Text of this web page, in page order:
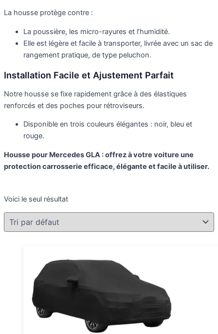
La housse protège contre :
La poussière, les micro-rayures et l’humidité.
Elle est légère et facile à transporter, livrée avec un sac de
rangement pratique, de type peluchon.
Installation Facile et Ajustement Parfait
Notre housse se fixe rapidement grâce à des élastiques
renforcés et des poches pour rétroviseurs.
Disponible en trois couleurs élégantes : noir, bleu et
rouge.
Housse pour Mercedes GLA : offrez à votre voiture une
protection carrosserie efficace, élégante et facile à utiliser.
Voici le seul résultat